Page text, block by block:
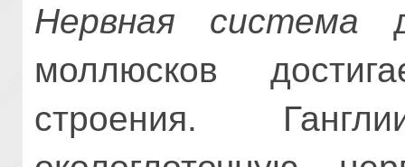
Нервная система
моллюсков
строения.